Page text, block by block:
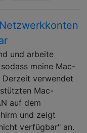
und arbeite
meine Mac-
verwendet
Mac-
auf dem
und zeigt
verfügbar" an.